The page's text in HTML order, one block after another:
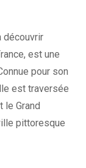
découvrir
est une
pour son
est traversée
le Grand
pittoresque